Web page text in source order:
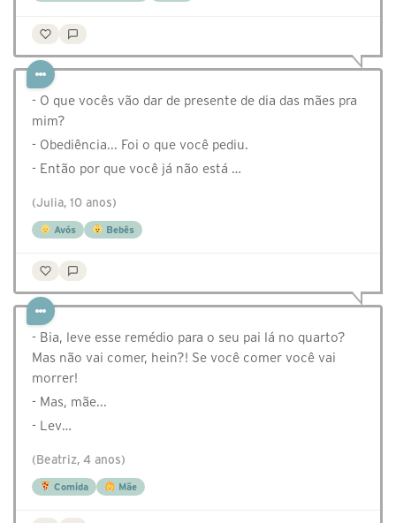
- O que vocês vão dar de presente de dia das mães pra
mim?
- Obediência... Foi o que você pediu.
- Então por que você já não está …
(Julia, 10 anos)
Avós Bebês
- Bia, leve esse remédio para o seu pai lá no quarto?
Mas não vai comer, hein?! Se você comer você vai
morrer!
- Mas, mãe...
- Lev…
(Beatriz, 4 anos)
Comida Mãe